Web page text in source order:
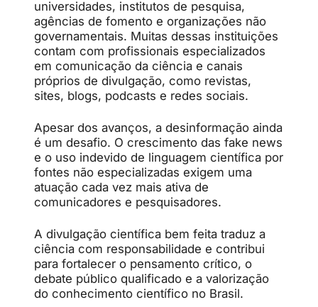
universidades, institutos de pesquisa,
agências de fomento e organizações não
governamentais. Muitas dessas instituições
contam com profissionais especializados
em comunicação da ciência e canais
próprios de divulgação, como revistas,
sites, blogs, podcasts e redes sociais.
Apesar dos avanços, a desinformação ainda
é um desafio. O crescimento das fake news
e o uso indevido de linguagem científica por
fontes não especializadas exigem uma
atuação cada vez mais ativa de
comunicadores e pesquisadores.
A divulgação científica bem feita traduz a
ciência com responsabilidade e contribui
para fortalecer o pensamento crítico, o
debate público qualificado e a valorização
do conhecimento científico no Brasil.